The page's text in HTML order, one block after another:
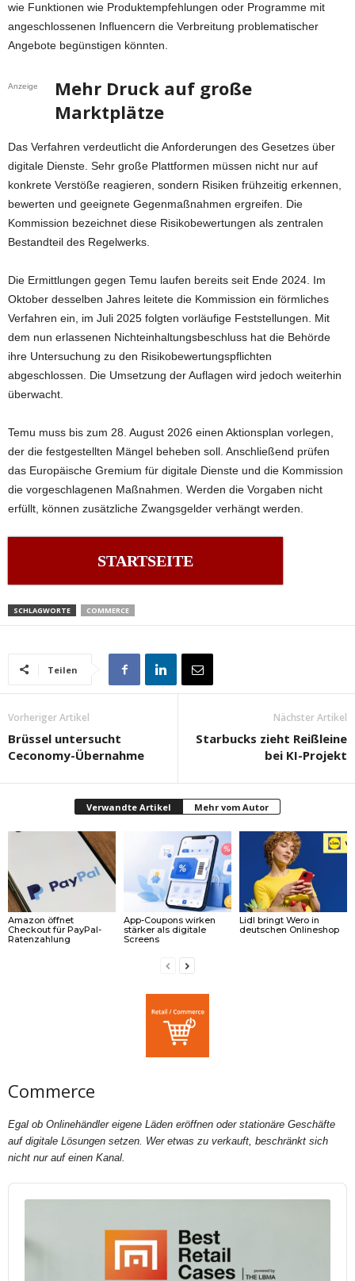
wie Funktionen wie Produktempfehlungen oder Programme mit
angeschlossenen Influencern die Verbreitung problematischer
Angebote begünstigen könnten.
Anzeige
Mehr Druck auf große
Marktplätze
Das Verfahren verdeutlicht die Anforderungen des Gesetzes über
digitale Dienste. Sehr große Plattformen müssen nicht nur auf
konkrete Verstöße reagieren, sondern Risiken frühzeitig erkennen,
bewerten und geeignete Gegenmaßnahmen ergreifen. Die
Kommission bezeichnet diese Risikobewertungen als zentralen
Bestandteil des Regelwerks.
Die Ermittlungen gegen Temu laufen bereits seit Ende 2024. Im
Oktober desselben Jahres leitete die Kommission ein förmliches
Verfahren ein, im Juli 2025 folgten vorläufige Feststellungen. Mit
dem nun erlassenen Nichteinhaltungsbeschluss hat die Behörde
ihre Untersuchung zu den Risikobewertungspflichten
abgeschlossen. Die Umsetzung der Auflagen wird jedoch weiterhin
überwacht.
Temu muss bis zum 28. August 2026 einen Aktionsplan vorlegen,
der die festgestellten Mängel beheben soll. Anschließend prüfen
das Europäische Gremium für digitale Dienste und die Kommission
die vorgeschlagenen Maßnahmen. Werden die Vorgaben nicht
erfüllt, können zusätzliche Zwangsgelder verhängt werden.
STARTSEITE
SCHLAGWORTE COMMERCE
Teilen
Vorheriger Artikel
Brüssel untersucht
Ceconomy-Übernahme
Nächster Artikel
Starbucks zieht Reißleine
bei KI-Projekt
Verwandte Artikel Mehr vom Autor
Amazon öffnet
Checkout für PayPal-
Ratenzahlung
App-Coupons wirken
stärker als digitale
Screens
Lidl bringt Wero in
deutschen Onlineshop
Commerce
Egal ob Onlinehändler eigene Läden eröffnen oder stationäre Geschäfte
auf digitale Lösungen setzen. Wer etwas zu verkauft, beschränkt sich
nicht nur auf einen Kanal.
Audio
Player